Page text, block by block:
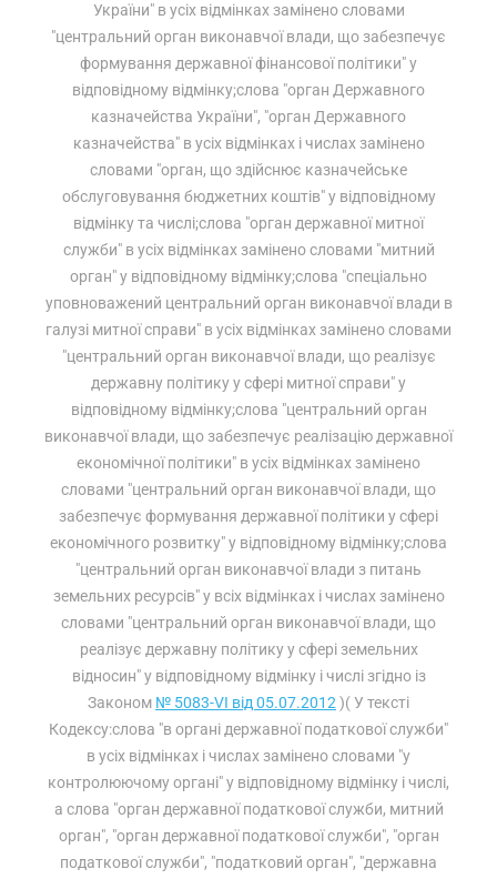
України" в усіх відмінках замінено словами
"центральний орган виконавчої влади, що забезпечує
формування державної фінансової політики" у
відповідному відмінку;слова "орган Державного
казначейства України", "орган Державного
казначейства" в усіх відмінках і числах замінено
словами "орган, що здійснює казначейське
обслуговування бюджетних коштів" у відповідному
відмінку та числі;слова "орган державної митної
служби" в усіх відмінках замінено словами "митний
орган" у відповідному відмінку;слова "спеціально
уповноважений центральний орган виконавчої влади в
галузі митної справи" в усіх відмінках замінено словами
"центральний орган виконавчої влади, що реалізує
державну політику у сфері митної справи" у
відповідному відмінку;слова "центральний орган
виконавчої влади, що забезпечує реалізацію державної
економічної політики" в усіх відмінках замінено
словами "центральний орган виконавчої влади, що
забезпечує формування державної політики у сфері
економічного розвитку" у відповідному відмінку;слова
"центральний орган виконавчої влади з питань
земельних ресурсів" у всіх відмінках і числах замінено
словами "центральний орган виконавчої влади, що
реалізує державну політику у сфері земельних
відносин" у відповідному відмінку і числі згідно із
Законом № 5083-VI від 05.07.2012 )( У тексті
Кодексу:слова "в органі державної податкової служби"
в усіх відмінках і числах замінено словами "у
контролюючому органі" у відповідному відмінку і числі,
а слова "орган державної податкової служби, митний
орган", "орган державної податкової служби", "орган
податкової служби", "податковий орган", "державна